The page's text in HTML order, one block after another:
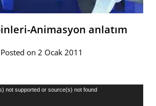
Animasyon anlatım
Posted on 2 Ocak 2011
not supported or source(s) not found